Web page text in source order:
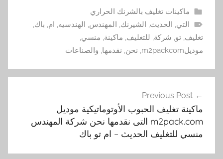
تغليف بالشرنك الحراري
الحديث,الشيرنك,المهندس,الهندسيه,ام ,باك,
شركة,للتغليف, ماكينة,منسي,
,نحن,نقدمها, والصناعات
Previous
تغليف الحبوب الأوتوماتيكية موديل
m2pack.com التى نقدمها نحن شركة المهندس
الحديث – ام تو باك